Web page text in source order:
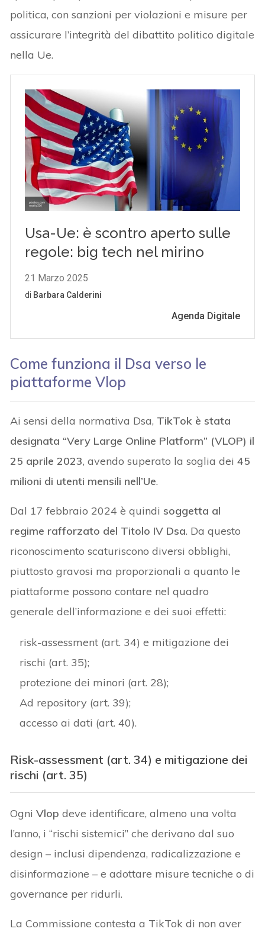
politica, con sanzioni per violazioni e misure per
assicurare l’integrità del dibattito politico digitale
nella Ue.
Come funziona il Dsa verso le
piattaforme Vlop
Ai sensi della normativa Dsa, TikTok è stata
designata “Very Large Online Platform” (VLOP) il
25 aprile 2023, avendo superato la soglia dei45
milioni di utenti mensili nell’Ue.
Dal 17 febbraio 2024 è quindi soggetta al
regime rafforzato del Titolo IV Dsa. Da questo
riconoscimento scaturiscono diversi obblighi,
piuttosto gravosi ma proporzionali a quanto le
piattaforme possono contare nel quadro
generale dell’informazione e dei suoi effetti:
risk-assessment (art. 34) e mitigazione dei
rischi (art. 35);
protezione dei minori (art. 28);
Ad repository (art. 39);
accesso ai dati (art. 40).
Risk-assessment (art. 34) e mitigazione dei
rischi (art. 35)
OgniVlop deve identificare, almeno una volta
l’anno, i “rischi sistemici” che derivano dal suo
design – inclusi dipendenza, radicalizzazione e
disinformazione – e adottare misure tecniche o di
governance per ridurli.
La Commissione contesta a TikTok di non aver